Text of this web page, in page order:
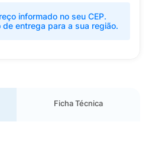
informado no seu CEP.
entrega para a sua região.
Ficha Técnica